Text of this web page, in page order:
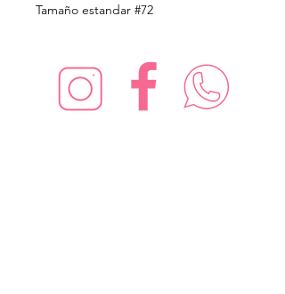
Tamaño estandar #72